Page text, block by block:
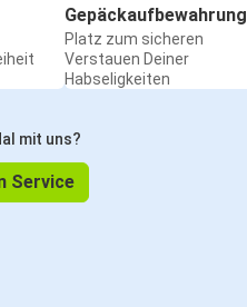
Gepäckaufbewahrung
Platz zum sicheren
Verstauen Deiner
Habseligkeiten
mit uns?
Service